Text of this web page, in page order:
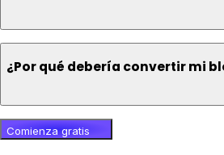
¿Por qué debería convertir mi
Comienza gratis